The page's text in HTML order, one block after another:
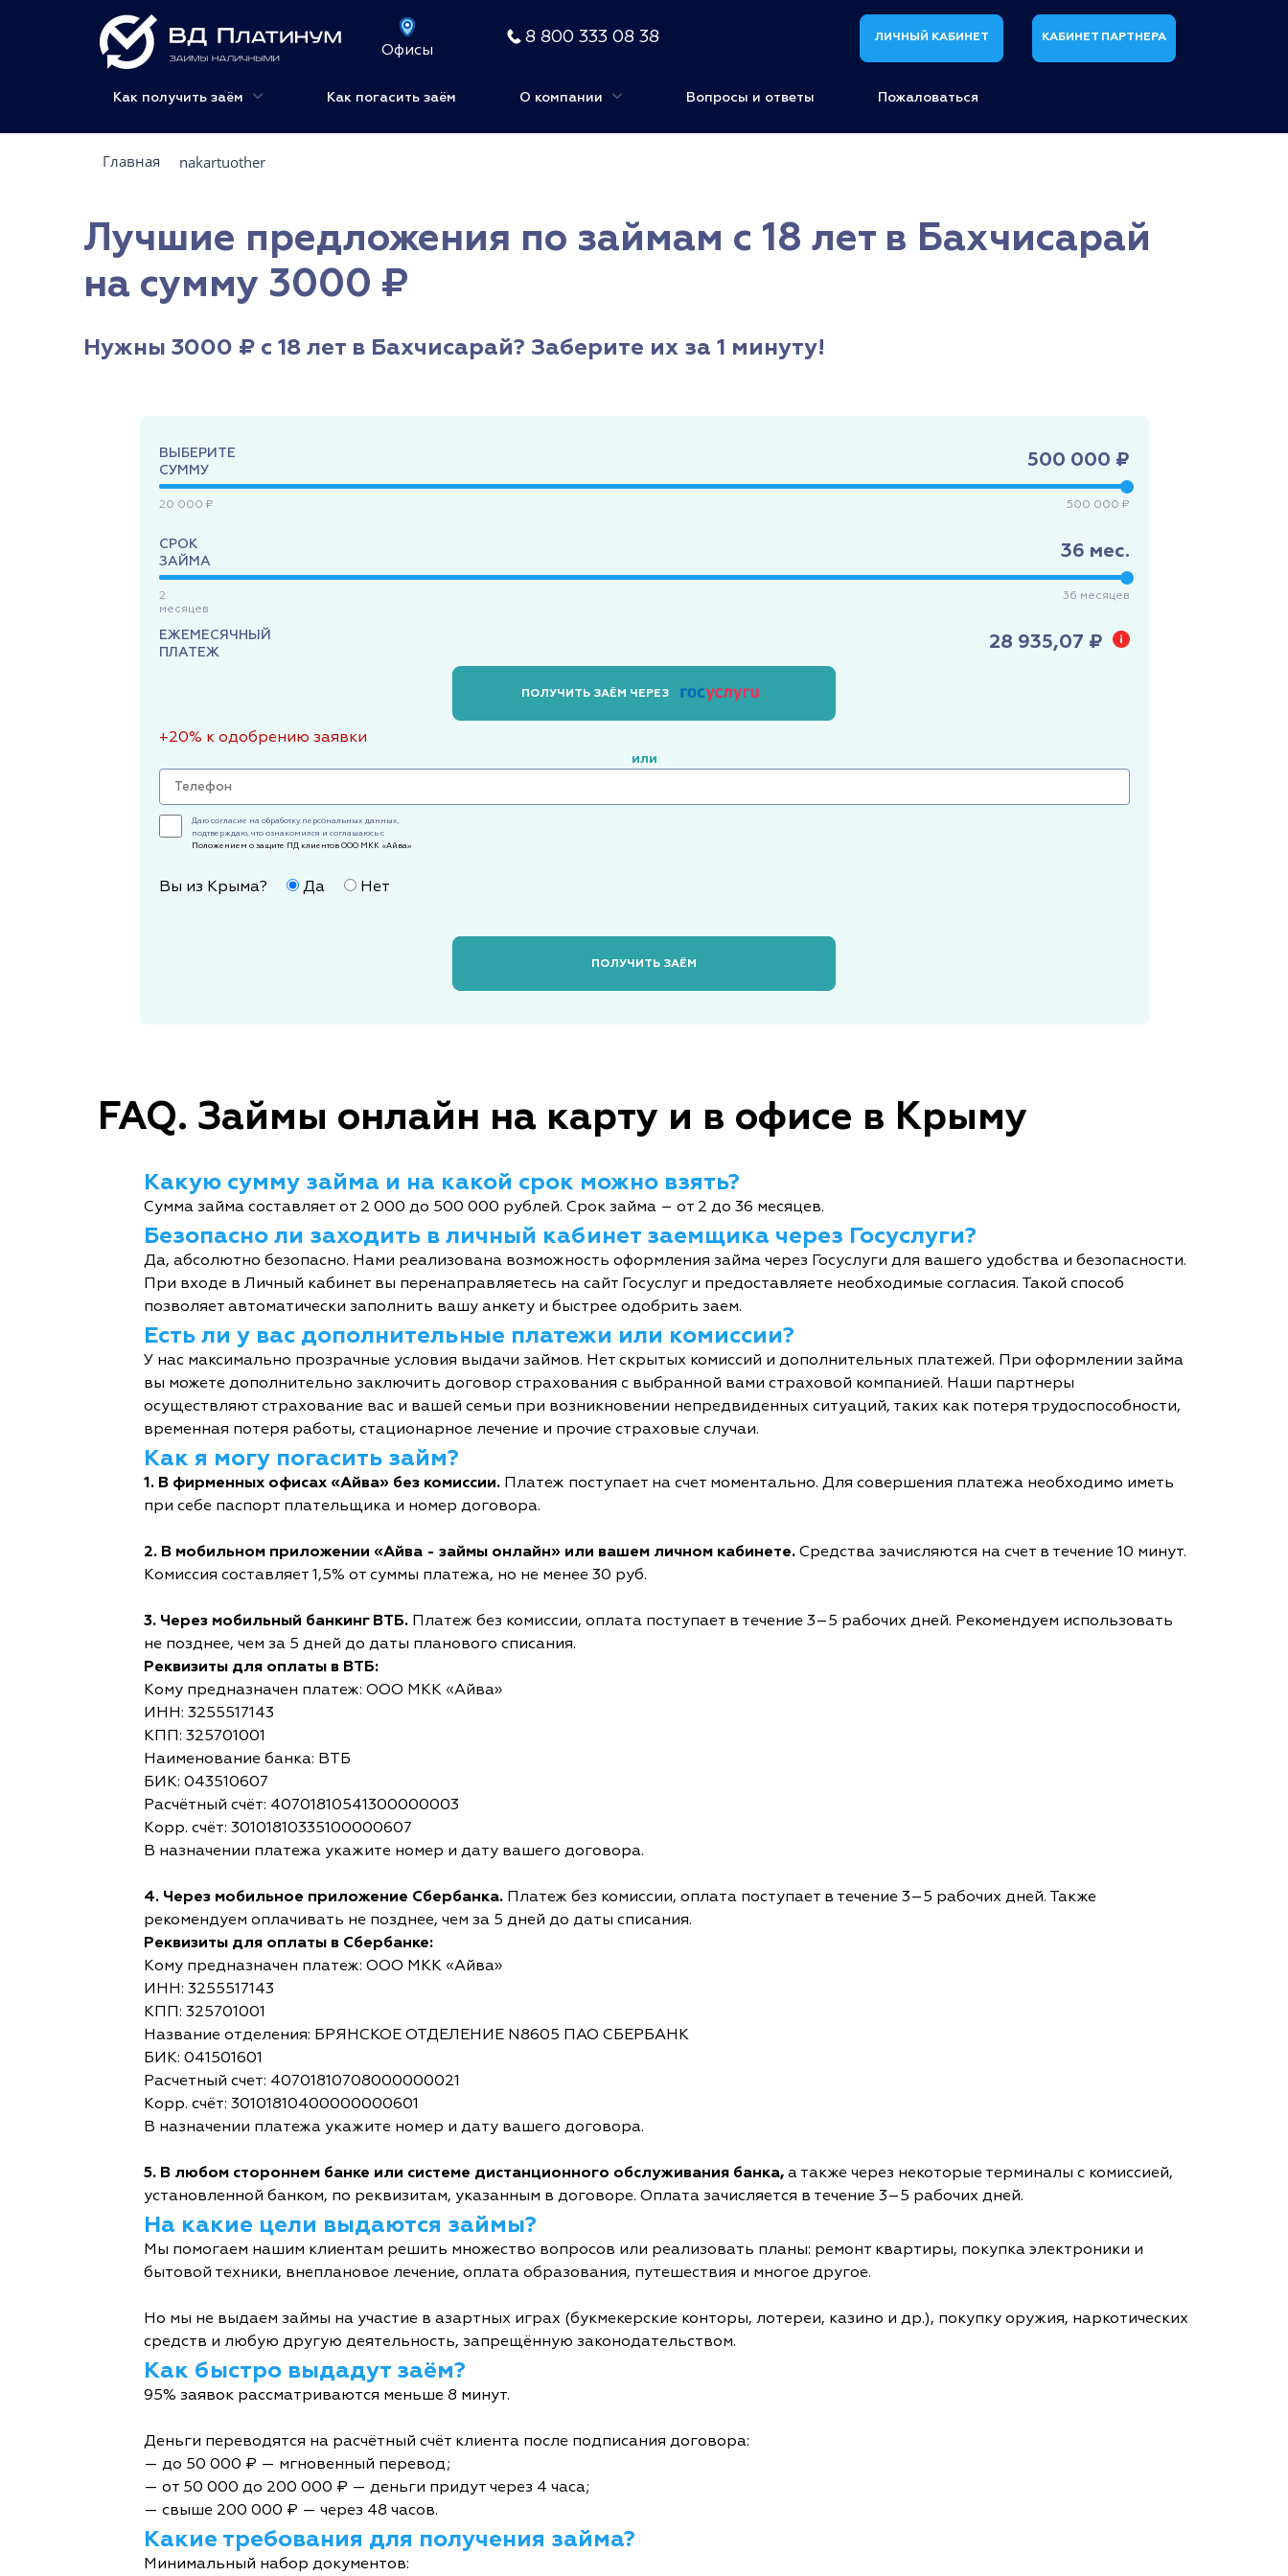
Офисы
8 800 333 08 38 ЛИЧНЫЙ КАБИНЕТ КАБИНЕТ ПАРТНЕРА
Как получить заём Как погасить заём О компании Вопросы и ответы Пожаловаться
Главная nakartuother
Лучшие предложения по займам с 18 лет в Бахчисарай
на сумму 3000 ₽
Нужны 3000 ₽ с 18 лет в Бахчисарай? Заберите их за 1 минуту!
ВЫБЕРИТЕ
СУММУ
500 000 ₽
20 000 ₽ 500 000 ₽
СРОК
ЗАЙМА
36 мес.
2
месяцев
36 месяцев
ЕЖЕМЕСЯЧНЫЙ
ПЛАТЕЖ
28 935,07 ₽
ПОЛУЧИТЬ ЗАЁМ ЧЕРЕЗ
+20% к одобрению заявки
или
Даю согласие на обработку персональных данных,
подтверждаю, что ознакомился и соглашаюсь с
Положением о защите ПД клиентов ООО МКК «Айва»
Вы из Крыма? Да Нет
ПОЛУЧИТЬ ЗАЁМ
FAQ. Займы онлайн на карту и в офисе в Крыму
Какую сумму займа и на какой срок можно взять?
Сумма займа составляет от 2 000 до 500 000 рублей. Срок займа – от 2 до 36 месяцев.
Безопасно ли заходить в личный кабинет заемщика через Госуслуги?
Да, абсолютно безопасно. Нами реализована возможность оформления займа через Госуслуги для вашего удобства и безопасности.
При входе в Личный кабинет вы перенаправляетесь на сайт Госуслуг и предоставляете необходимые согласия. Такой способ
позволяет автоматически заполнить вашу анкету и быстрее одобрить заем.
Есть ли у вас дополнительные платежи или комиссии?
У нас максимально прозрачные условия выдачи займов. Нет скрытых комиссий и дополнительных платежей. При оформлении займа
вы можете дополнительно заключить договор страхования с выбранной вами страховой компанией. Наши партнеры
осуществляют страхование вас и вашей семьи при возникновении непредвиденных ситуаций, таких как потеря трудоспособности,
временная потеря работы, стационарное лечение и прочие страховые случаи.
Как я могу погасить займ?
1. В фирменных офисах «Айва» без комиссии. Платеж поступает на счет моментально. Для совершения платежа необходимо иметь
при себе паспорт плательщика и номер договора.
2. В мобильном приложении «Айва - займы онлайн» или вашем личном кабинете. Средства зачисляются на счет в течение 10 минут.
Комиссия составляет 1,5% от суммы платежа, но не менее 30 руб.
3. Через мобильный банкинг ВТБ. Платеж без комиссии, оплата поступает в течение 3–5 рабочих дней. Рекомендуем использовать
не позднее, чем за 5 дней до даты планового списания.
Реквизиты для оплаты в ВТБ:
Кому предназначен платеж: ООО МКК «Айва»
ИНН: 3255517143
КПП: 325701001
Наименование банка: ВТБ
БИК: 043510607
Расчётный счёт: 40701810541300000003
Корр. счёт: 30101810335100000607
В назначении платежа укажите номер и дату вашего договора.
4. Через мобильное приложение Сбербанка. Платеж без комиссии, оплата поступает в течение 3–5 рабочих дней. Также
рекомендуем оплачивать не позднее, чем за 5 дней до даты списания.
Реквизиты для оплаты в Сбербанке:
Кому предназначен платеж: ООО МКК «Айва»
ИНН: 3255517143
КПП: 325701001
Название отделения: БРЯНСКОЕ ОТДЕЛЕНИЕ N8605 ПАО СБЕРБАНК
БИК: 041501601
Расчетный счет: 40701810708000000021
Корр. счёт: 30101810400000000601
В назначении платежа укажите номер и дату вашего договора.
5. В любом стороннем банке или системе дистанционного обслуживания банка, а также через некоторые терминалы с комиссией,
установленной банком, по реквизитам, указанным в договоре. Оплата зачисляется в течение 3–5 рабочих дней.
На какие цели выдаются займы?
Мы помогаем нашим клиентам решить множество вопросов или реализовать планы: ремонт квартиры, покупка электроники и
бытовой техники, внеплановое лечение, оплата образования, путешествия и многое другое.
Но мы не выдаем займы на участие в азартных играх (букмекерские конторы, лотереи, казино и др.), покупку оружия, наркотических
средств и любую другую деятельность, запрещённую законодательством.
Как быстро выдадут заём?
95% заявок рассматриваются меньше 8 минут.
Деньги переводятся на расчётный счёт клиента после подписания договора:
— до 50 000 ₽ — мгновенный перевод;
— от 50 000 до 200 000 ₽ — деньги придут через 4 часа;
— свыше 200 000 ₽ — через 48 часов.
Какие требования для получения займа?
Минимальный набор документов: